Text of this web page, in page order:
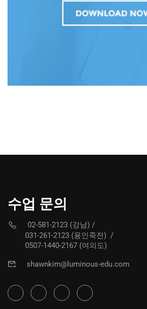
수업 문의
02-581-2123 (강남) /
031-261-2123 (용인죽전) /
0507-1440-2167 (여의도)
shawnkim@luminous-edu.com